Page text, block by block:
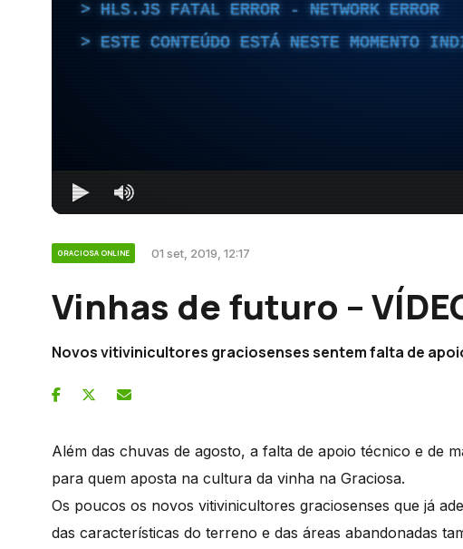
HLS.JS FATAL ERROR - NETWORK ERROR
ESTE CONTEÚDO ESTÁ NESTE MOMENTO
GRACIOSA ONLINE 01 set, 2019, 12:17
Vinhas de futuro –
Novos vitivinicultores graciosenses sentem falta de
Além das chuvas de agosto, a falta de apoio técnico e de
para quem aposta na cultura da vinha na Graciosa.
Os poucos os novos vitivinicultores graciosenses que já
das características do terreno e das áreas abandonadas